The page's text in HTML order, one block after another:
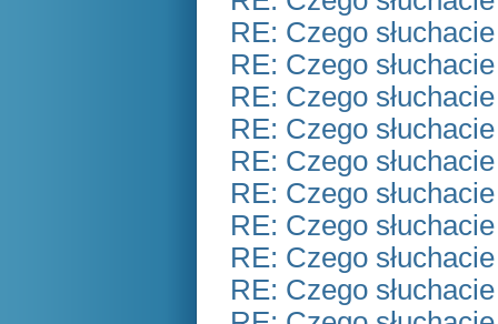
RE: Czego
RE: Czego
RE: Czego
RE: Czego
RE: Czego
RE: Czego
RE: Czego
RE: Czego
RE: Czego